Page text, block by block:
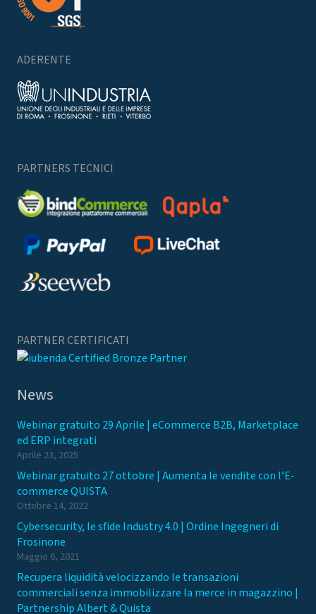
ADERENTE
PARTNERS TECNICI
PARTNER CERTIFICATI
News
Webinar gratuito 29 Aprile | eCommerce B2B, Marketplace
ed ERP integrati
Aprile 23, 2025
Webinar gratuito 27 ottobre | Aumenta le vendite con l’E-
commerce QUISTA
Ottobre 14, 2022
Cybersecurity, le sfide Industry 4.0 | Ordine Ingegneri di
Frosinone
Maggio 6, 2021
Recupera liquidità velocizzando le transazioni
commerciali senza immobilizzare la merce in magazzino |
Partnership Albert & Quista